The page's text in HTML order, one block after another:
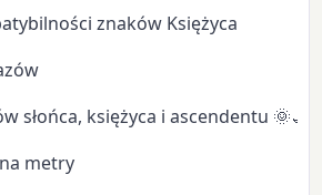
znaków Księżyca
słońca, księżyca i ascendentu
metry